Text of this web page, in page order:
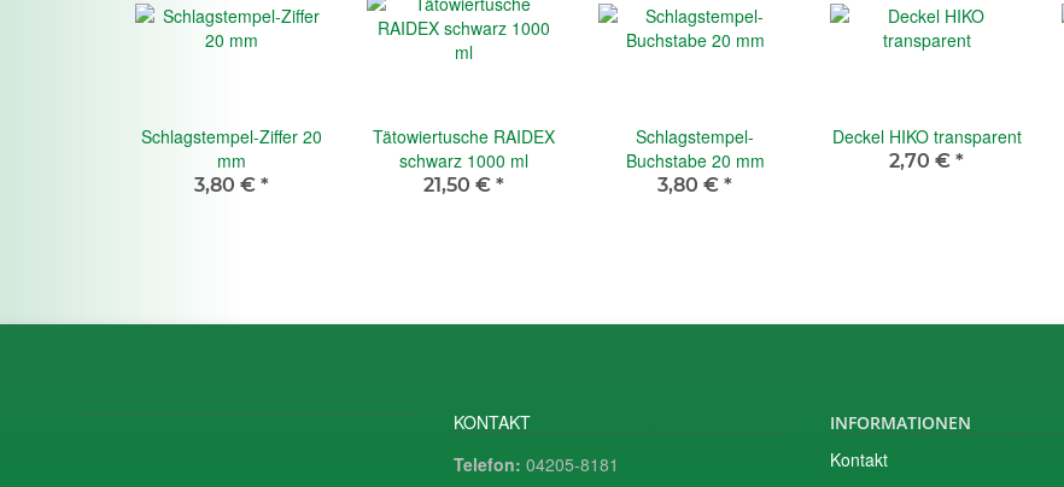
Schlagstempel-Ziffer 20
mm
3,80 € *
Tätowiertusche RAIDEX
schwarz 1000 ml
21,50 € *
Schlagstempel-
Buchstabe 20 mm
3,80 € *
Deckel HIKO transparent
2,70 € *
KONTAKT
Telefon: 04205-8181
INFORMATIONEN
Kontakt